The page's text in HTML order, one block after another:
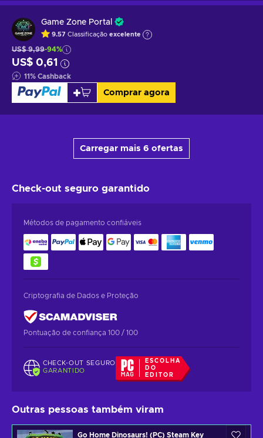
Game Zone Portal
9.57 Classificação excelente
US$ 9,99-94%
US$ 0,61
11% Cashback
Comprar agora
Carregar mais 6 ofertas
Check-out seguro garantido
Métodos de pagamento confiáveis
Criptografia de Dados e Proteção
Pontuação de confiança 100 / 100
CHECK-OUT SEGURO
GARANTIDO
ESCOLHA
DO
EDITOR
Outras pessoas também viram
Go Home Dinosaurs! (PC) Steam Key